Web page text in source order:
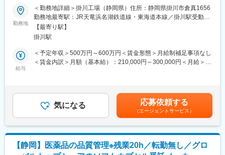
て育成を行います。過去にも未経験の方も多く入社していますの
でご安心ください。
■長期的な就業可能：現在は勤続年数20年と在籍している方も多
数おり年齢層も20歳～50歳とバランスよく活躍しています。自己
都合の退職も3~5％と大手日系メーカーと同様に非常に長く働け
る環境です。
■キャリアパス：機械だけでなく電気やIT・科学の知識も身に着け
ど積極的なキャリア構築が可能です。
変更の範囲：会社の定める業務
★当社のポイント★
・グローバルにて80％以上のシェアを誇るソフトカプセル製剤の
製造メーカー
受託製造、治験薬管理包装配送サービスを日本市場で展開。グ
ローバルには様々な開発受託製造サービスを提供しております。
・外資ながらも、落ち着いた社風です！（掛川に50年以上、工場
■職務概要
医薬品・機能性食品ソフトカプセル製剤の品質保証業務を担当し
・変更管理・逸脱管理・出荷管理
・品質情報（顧客クレーム）対応
勤務地
＜勤務地詳細＞掛川工場（静岡県）住所：静岡県掛川市倉真1656
勤務地最寄駅：JR天竜浜名湖鉄道線・東海道本線／掛川駅受動喫
煙対策：屋内喫煙可能場所あり変更の範囲：会社の定める事業所
【最寄り駅】
掛川駅
給与
＜予定年収＞500万円～600万円＜賃金形態＞月給制補足事項なし
＜賃金内訳＞月額（基本給）：210,000円～300,000円＜月給＞
月（昨年実績）賃金はあくまでも目安の金額であり、選考を通じ
て上下する可能性があります。月給(月額)は固定手当を含めた表記
です。
気になる 応募依頼する
（エージェントサービス）
【静岡】医薬品の品質管理※残業20h／転勤無し／グロ